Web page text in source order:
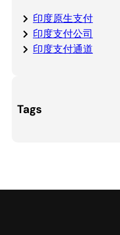
印度原生支付
印度支付公司
印度支付通道
Tags